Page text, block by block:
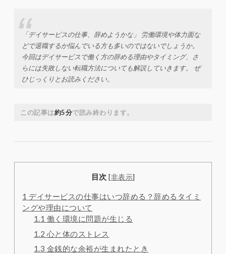
「デイサービスの仕事、辞めようかな」 労働環境や体力面な
どで退職するか悩んでいる方も多いのではないでしょうか。
今回はデイサービスで働く方の辞める理由やタイミング、さ
らには失敗しない転職方法についても解説していきます。 ぜ
ひじっくりとお読みください。
この記事は約5分で読み終わります。
目次 [非表示]
1 デイサービスの仕事はいつ辞める？辞めるタイミ
ングや理由について
1.1 働く環境に問題が生じる
1.2 心と体のストレス
1.3 金銭的な余裕が生まれたとき